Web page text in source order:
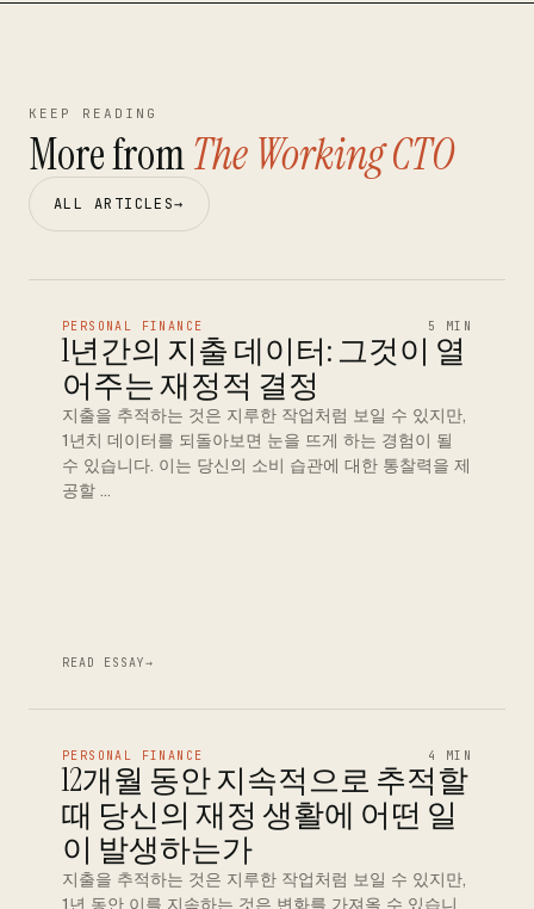
KEEP READING
More fromThe Working CTO
ALL ARTICLES→
PERSONAL FINANCE 5 MIN
1년간의 지출 데이터: 그것이 열
어주는 재정적 결정
지출을 추적하는 것은 지루한 작업처럼 보일 수 있지만,
1년치 데이터를 되돌아보면 눈을 뜨게 하는 경험이 될
수 있습니다. 이는 당신의 소비 습관에 대한 통찰력을 제
공할 …
READ ESSAY→
PERSONAL FINANCE 4 MIN
12개월 동안 지속적으로 추적할
때 당신의 재정 생활에 어떤 일
이 발생하는가
지출을 추적하는 것은 지루한 작업처럼 보일 수 있지만,
1년 동안 이를 지속하는 것은 변화를 가져올 수 있습니